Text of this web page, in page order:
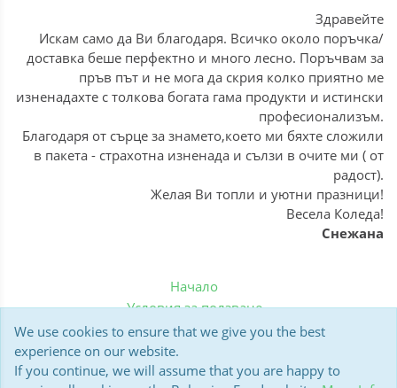
Здравейте
Искам само да Ви благодаря. Всичко около поръчка/
доставка беше перфектно и много лесно. Поръчвам за
пръв път и не мога да скрия колко приятно ме
изненадахте с толкова богата гама продукти и истински
професионализъм.
Благодаря от сърце за знамето,което ми бяхте сложили
в пакета - страхотна изненада и сълзи в очите ми ( от
радост).
Желая Ви топли и уютни празници!
Весела Коледа!
Снежана
Начало
Условия за ползване
Политика за бисквитки
Доставка
Мнения на клиенти
We use cookies to ensure that we give you the best
experience on our website.
If you continue, we will assume that you are happy to